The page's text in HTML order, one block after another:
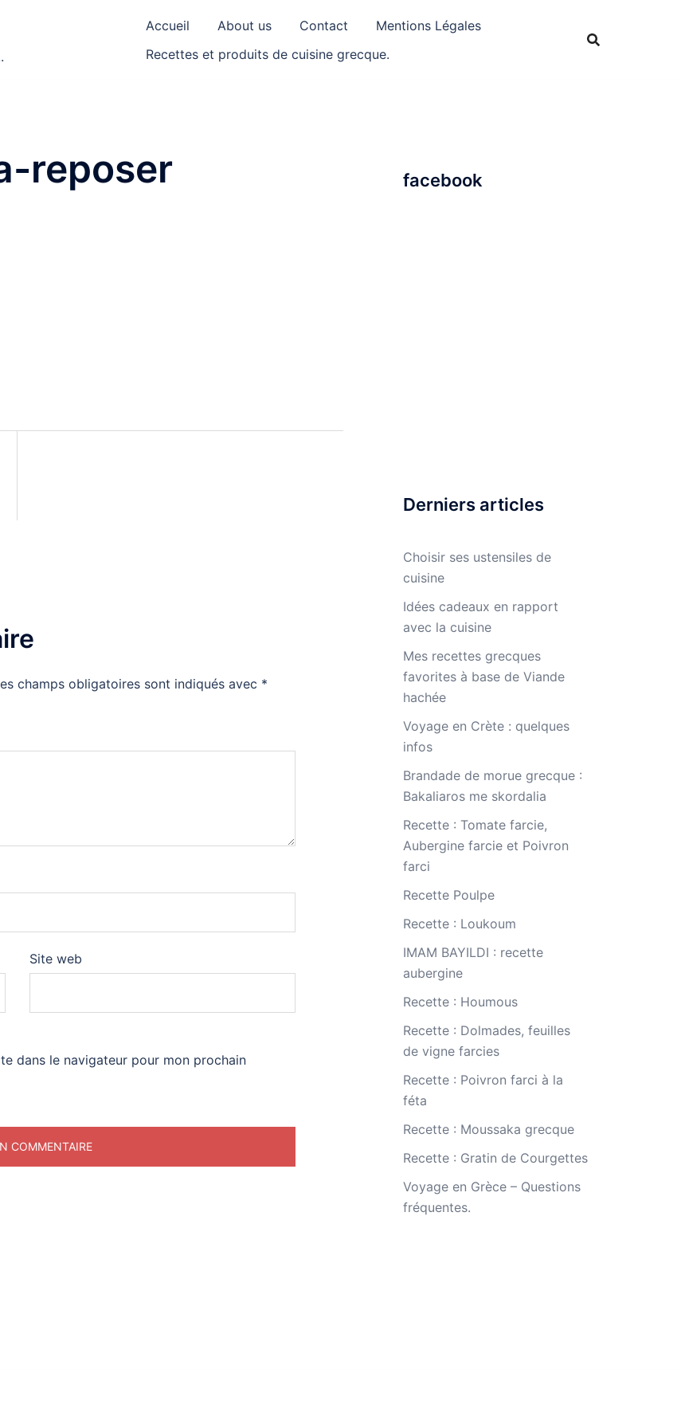
Accueil About us Contact
Mentions Légales
Recettes et produits de cuisine grecque.
reposer
champs obligatoires sont indiqués avec *
Site web
dans le navigateur pour mon prochain
facebook
Derniers articles
Choisir ses ustensiles de
cuisine
Idées cadeaux en rapport
avec la cuisine
Mes recettes grecques
favorites à base de Viande
hachée
Voyage en Crète : quelques
infos
Brandade de morue grecque :
Bakaliaros me skordalia
Recette : Tomate farcie,
Aubergine farcie et Poivron
farci
Recette Poulpe
Recette : Loukoum
IMAM BAYILDI : recette
aubergine
Recette : Houmous
Recette : Dolmades, feuilles
de vigne farcies
Recette : Poivron farci à la
féta
Recette : Moussaka grecque
Recette : Gratin de Courgettes
Voyage en Grèce – Questions
fréquentes.